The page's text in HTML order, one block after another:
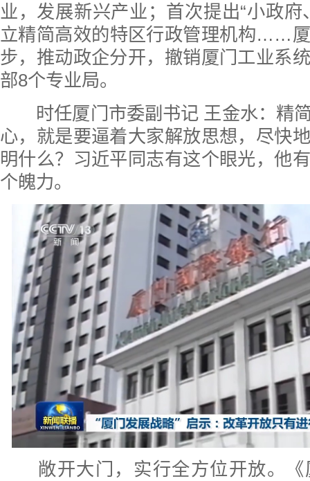
业，发展新兴产业；首次提出“小政府
立精简高效的特区行政管理机构……
步，推动政企分开，撤销厦门工业系
部8个专业局。
时任厦门市委副书记 王金水：精
心，就是要逼着大家解放思想，尽快
明什么？习近平同志有这个眼光，他
个魄力。
敞开大门，实行全方位开放。《